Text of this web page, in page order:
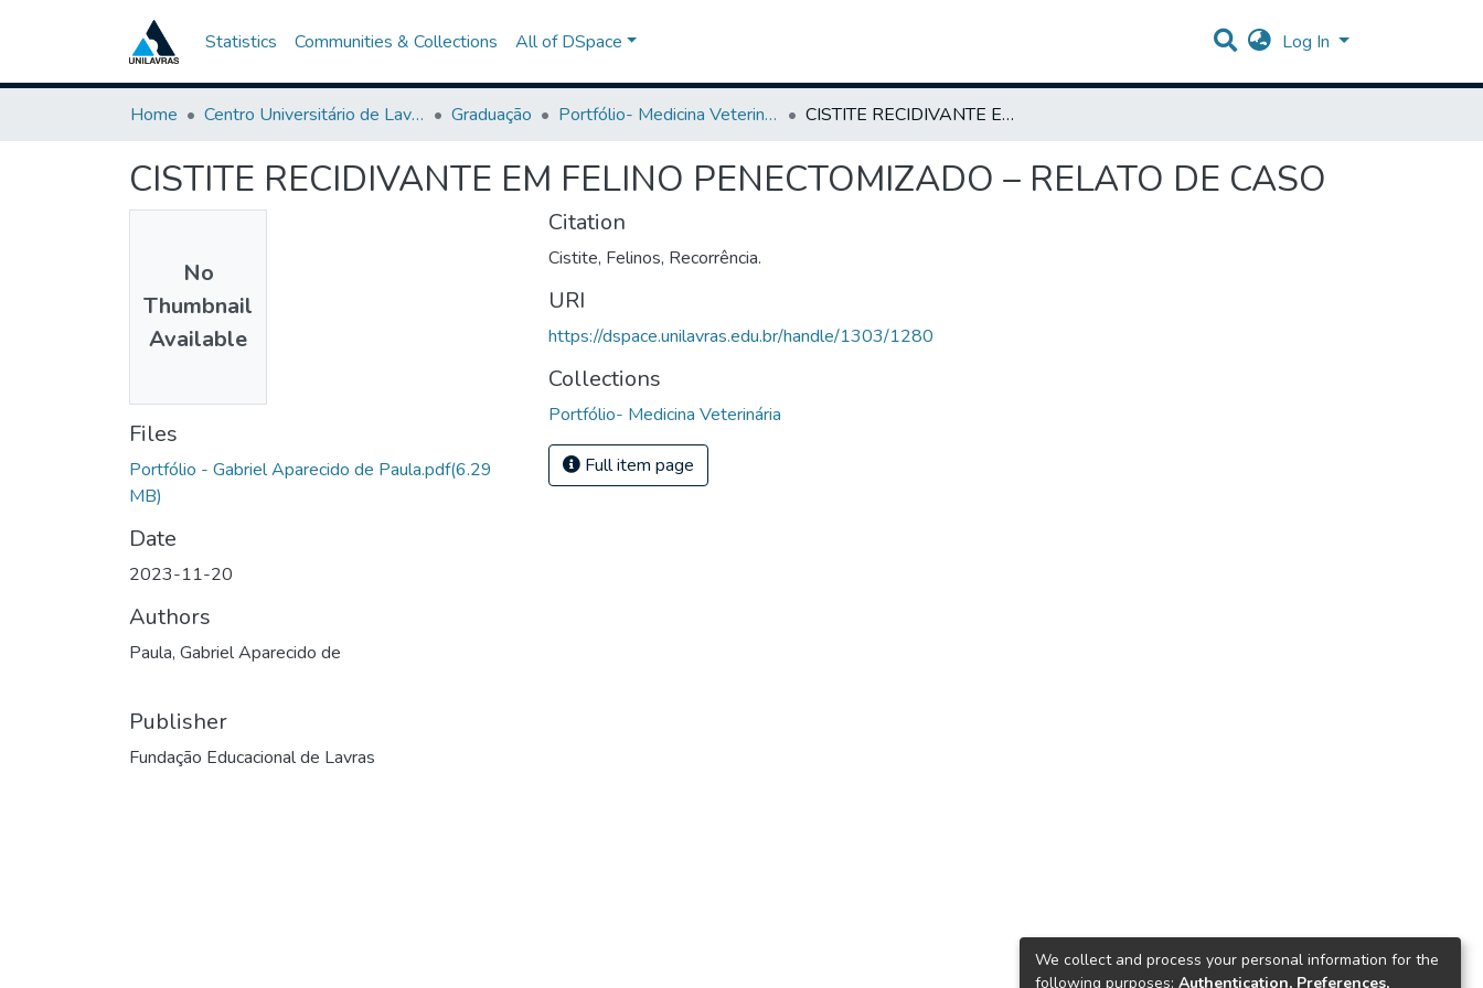
Statistics Communities & Collections All of DSpace Log In
Home Centro Universitário de Lavras-UNILAVRAS Graduação Portfólio- Medicina Veterinária CISTITE RECIDIVANTE EM FELINO PENECTOMIZADO – RELATO DE CASO
CISTITE RECIDIVANTE EM FELINO PENECTOMIZADO – RELATO DE CASO
No
Thumbnail
Available
Files
Portfólio - Gabriel Aparecido de Paula.pdf(6.29
MB)
Date
2023-11-20
Authors
Paula, Gabriel Aparecido de
Publisher
Fundação Educacional de Lavras
Citation
Cistite, Felinos, Recorrência.
URI
https://dspace.unilavras.edu.br/handle/1303/1280
Collections
Portfólio- Medicina Veterinária
Full item page
We collect and process your personal information for the
following purposes: Authentication, Preferences,